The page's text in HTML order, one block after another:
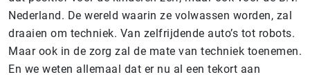
Nederland. De wereld waarin ze volwassen worden, zal
draaien om techniek. Van zelfrijdende auto’s tot robots.
Maar ook in de zorg zal de mate van techniek toenemen.
En we weten allemaal dat er nu al een tekort aan